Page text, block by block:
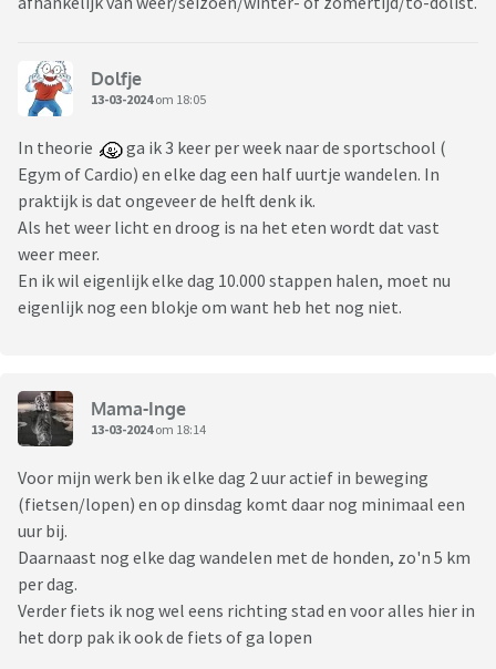
Dolfje
13-03-2024om 18:05
In theorie
ga ik 3 keer per week naar de sportschool (
Egym of Cardio) en elke dag een half uurtje wandelen. In
praktijk is dat ongeveer de helft denk ik.
Als het weer licht en droog is na het eten wordt dat vast
weer meer.
En ik wil eigenlijk elke dag 10.000 stappen halen, moet nu
eigenlijk nog een blokje om want heb het nog niet.
Mama-Inge
13-03-2024om 18:14
Voor mijn werk ben ik elke dag 2 uur actief in beweging
(fietsen/lopen) en op dinsdag komt daar nog minimaal een
uur bij.
Daarnaast nog elke dag wandelen met de honden, zo'n 5 km
per dag.
Verder fiets ik nog wel eens richting stad en voor alles hier in
het dorp pak ik ook de fiets of ga lopen